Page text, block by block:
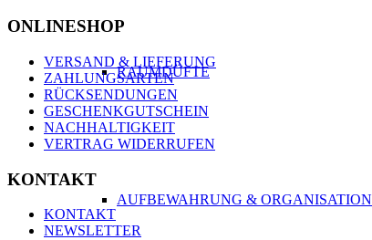
RAUMDÜFTE
AUFBEWAHRUNG & ORGANISATION
ONLINESHOP
VERSAND & LIEFERUNG
ZAHLUNGSARTEN
RÜCKSENDUNGEN
GESCHENKGUTSCHEIN
NACHHALTIGKEIT
VERTRAG WIDERRUFEN
KONTAKT
KONTAKT
NEWSLETTER